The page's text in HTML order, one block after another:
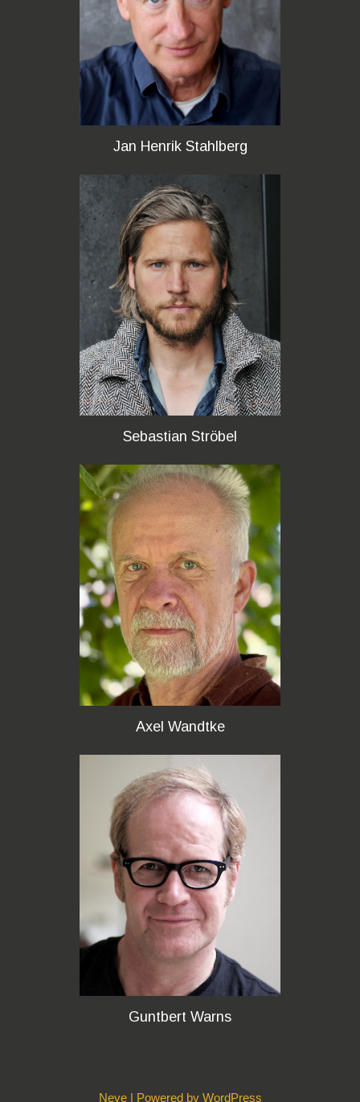
Jan Henrik Stahlberg
Sebastian Ströbel
Axel Wandtke
Guntbert Warns
Neve| Powered by WordPress